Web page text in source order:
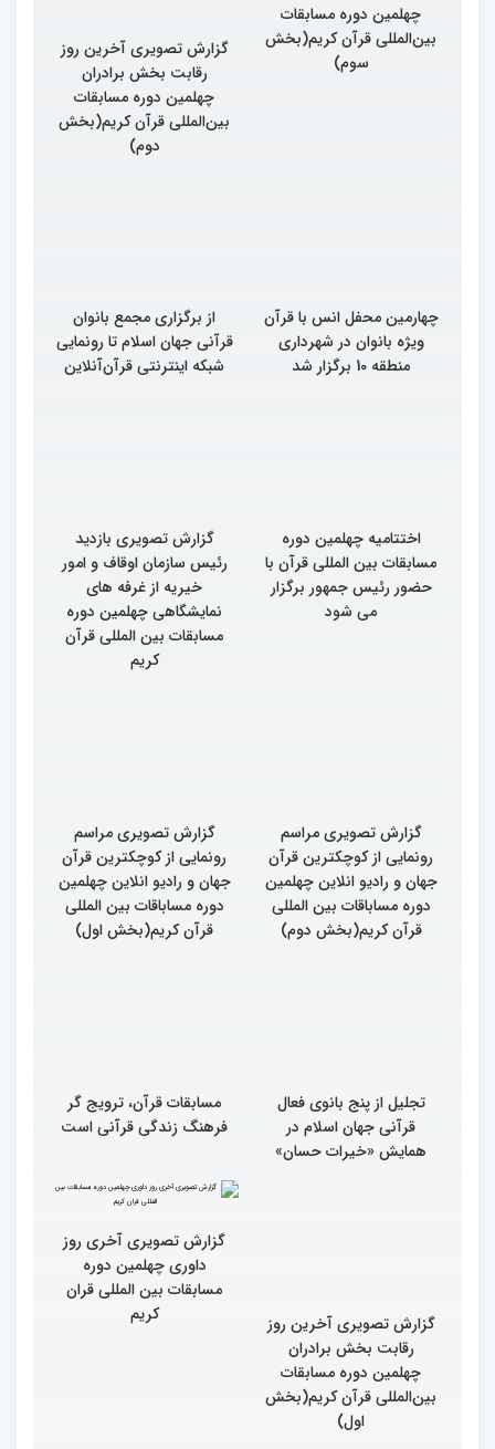
گزارش تصویری آخرین روز
رقابت بخش برادران
گزارش تصویری آخرین روز
رقابت بخش برادران
چهلمین دوره مسابقات
بین‌المللی قرآن کریم(بخش
دوم)
چهارمین محفل انس با قرآن
ویژه بانوان در شهرداری
منطقه 10 برگزار شد
از برگزاری مجمع بانوان
قرآنی جهان اسلام تا رونمایی
شبکه اینترنتی قرآن‌آنلاین
اختتامیه چهلمین دوره
مسابقات بین المللی قرآن با
حضور رئیس جمهور برگزار
می شود
گزارش تصویری بازدید
رئیس سازمان اوقاف و امور
خیریه از غرفه های
نمایشگاهی چهلمین دوره
مسابقات بین المللی قرآن
کریم
گزارش تصویری مراسم
رونمایی از کوچکترین قرآن
جهان و رادیو انلاین چهلمین
دوره مساباقات بین المللی
قرآن کریم(بخش دوم)
گزارش تصویری مراسم
رونمایی از کوچکترین قرآن
جهان و رادیو انلاین چهلمین
دوره مساباقات بین المللی
قرآن کریم(بخش اول)
تجلیل از پنج بانوی فعال
قرآنی جهان اسلام در
همایش «خیرات حسان»
مسابقات قرآن، ترویج گر
فرهنگ زندگی قرآنی است
گزارش تصویری آخرین روز
رقابت بخش برادران
چهلمین دوره مسابقات
بین‌المللی قرآن کریم(بخش
اول)
گزارش تصویری آخری روز